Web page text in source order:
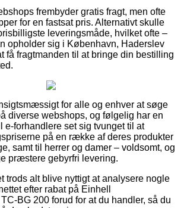
frembyder gratis fragt, men ofte
for en fastsat pris. Alternativt skulle
leveringsmåde, hvilket ofte –
opholder sig i København, Haderslev
få fragtmanden til at bringe din bestilling
for alle og enhver at søge
diverse webshops, og følgelig har en
e-forhandlere set sig tvunget til at
på en række af deres produkter
samt til herrer og damer – voldsomt, og
præstere gebyrfri levering.
trods alt blive nyttigt at analysere nogle
efter rabat på Einhell
BG 200 forud for at du handler, så du